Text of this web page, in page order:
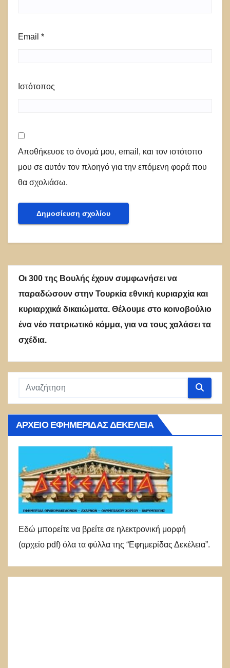
Email *
Ιστότοπος
Αποθήκευσε το όνομά μου, email, και τον ιστότοπο
μου σε αυτόν τον πλοηγό για την επόμενη φορά που
θα σχολιάσω.
Οι 300 της Βουλής έχουν συμφωνήσει να
παραδώσουν στην Τουρκία εθνική κυριαρχία και
κυριαρχικά δικαιώματα. Θέλουμε στο κοινοβούλιο
ένα νέο πατριωτικό κόμμα, για να τους χαλάσει τα
σχέδια.
ΑΡΧΕΊΟ ΕΦΗΜΕΡΊΔΑΣ ΔΕΚΈΛΕΙΑ
Εδώ μπορείτε να βρείτε σε ηλεκτρονική μορφή
(αρχείο pdf) όλα τα φύλλα της “Εφημερίδας Δεκέλεια”.